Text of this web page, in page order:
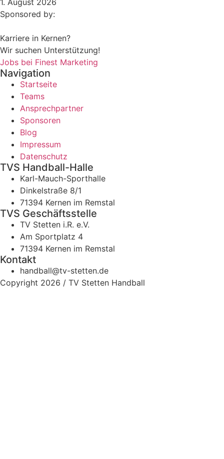
Sponsored by:
Karriere in Kernen?
Wir suchen Unterstützung!
Jobs bei Finest Marketing
Navigation
Startseite
Teams
Ansprechpartner
Sponsoren
Blog
Impressum
Datenschutz
TVS Handball-Halle
Karl-Mauch-Sporthalle
Dinkelstraße 8/1
71394 Kernen im Remstal
TVS Geschäftsstelle
TV Stetten i.R. e.V.
Am Sportplatz 4
71394 Kernen im Remstal
Kontakt
handball@tv-stetten.de
Copyright 2026 / TV Stetten Handball